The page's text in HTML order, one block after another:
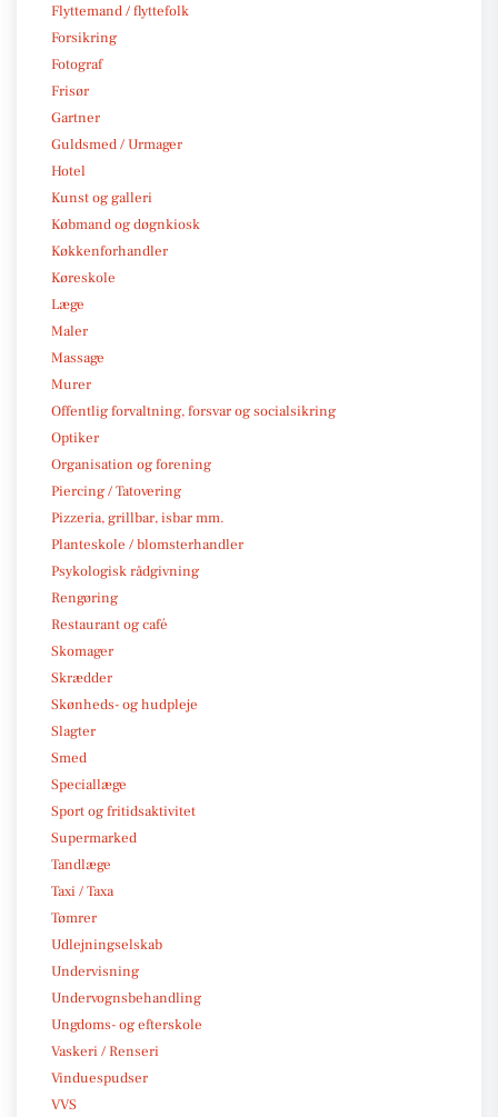
Flyttemand / flyttefolk
Forsikring
Fotograf
Frisør
Gartner
Guldsmed / Urmager
Hotel
Kunst og galleri
Købmand og døgnkiosk
Køkkenforhandler
Køreskole
Læge
Maler
Massage
Murer
Offentlig forvaltning, forsvar og socialsikring
Optiker
Organisation og forening
Piercing / Tatovering
Pizzeria, grillbar, isbar mm.
Planteskole / blomsterhandler
Psykologisk rådgivning
Rengøring
Restaurant og café
Skomager
Skrædder
Skønheds- og hudpleje
Slagter
Smed
Speciallæge
Sport og fritidsaktivitet
Supermarked
Tandlæge
Taxi / Taxa
Tømrer
Udlejningselskab
Undervisning
Undervognsbehandling
Ungdoms- og efterskole
Vaskeri / Renseri
Vinduespudser
VVS